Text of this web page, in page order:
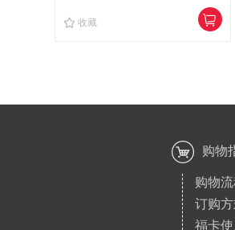
收藏
购物
购物
订购
福卡